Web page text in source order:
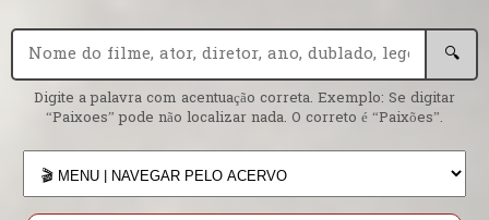
🔍
Digite a palavra com acentuação correta. Exemplo: Se digitar
“Paixoes” pode não localizar nada. O correto é “Paixões”.